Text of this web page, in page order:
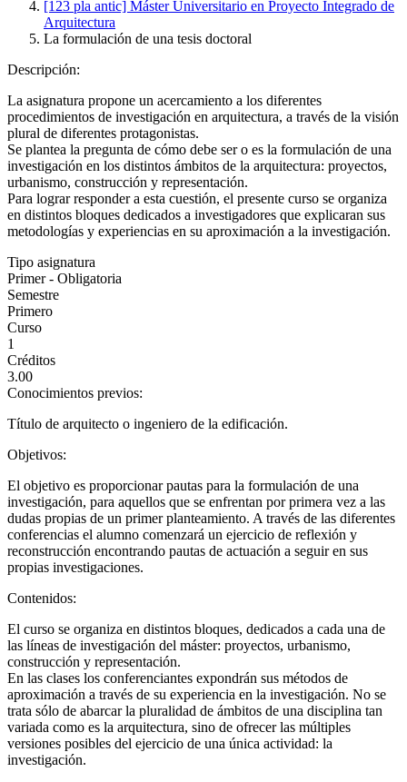
[123 pla antic] Máster Universitario en Proyecto Integrado de
Arquitectura
La formulación de una tesis doctoral
Descripción:
La asignatura propone un acercamiento a los diferentes
procedimientos de investigación en arquitectura, a través de la visión
plural de diferentes protagonistas.
Se plantea la pregunta de cómo debe ser o es la formulación de una
investigación en los distintos ámbitos de la arquitectura: proyectos,
urbanismo, construcción y representación.
Para lograr responder a esta cuestión, el presente curso se organiza
en distintos bloques dedicados a investigadores que explicaran sus
metodologías y experiencias en su aproximación a la investigación.
Tipo asignatura
Primer - Obligatoria
Semestre
Primero
Curso
1
Créditos
3.00
Conocimientos previos:
Título de arquitecto o ingeniero de la edificación.
Objetivos:
El objetivo es proporcionar pautas para la formulación de una
investigación, para aquellos que se enfrentan por primera vez a las
dudas propias de un primer planteamiento. A través de las diferentes
conferencias el alumno comenzará un ejercicio de reflexión y
reconstrucción encontrando pautas de actuación a seguir en sus
propias investigaciones.
Contenidos:
El curso se organiza en distintos bloques, dedicados a cada una de
las líneas de investigación del máster: proyectos, urbanismo,
construcción y representación.
En las clases los conferenciantes expondrán sus métodos de
aproximación a través de su experiencia en la investigación. No se
trata sólo de abarcar la pluralidad de ámbitos de una disciplina tan
variada como es la arquitectura, sino de ofrecer las múltiples
versiones posibles del ejercicio de una única actividad: la
investigación.